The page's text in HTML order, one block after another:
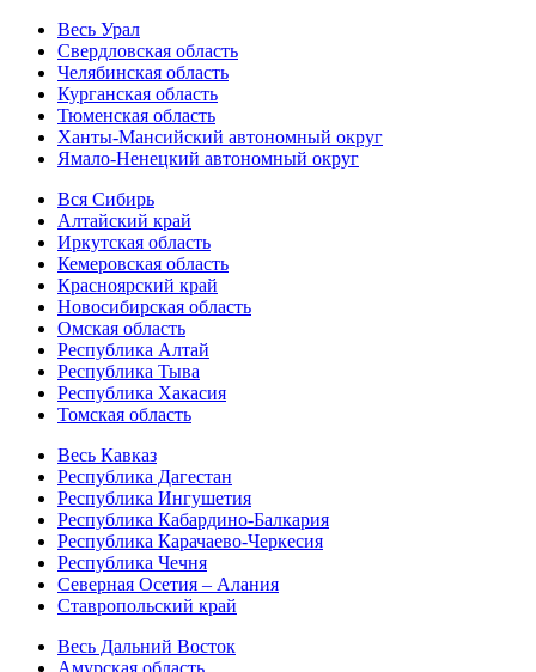
Весь Урал
Свердловская область
Челябинская область
Курганская область
Тюменская область
Ханты-Мансийский автономный округ
Ямало-Ненецкий автономный округ
Вся Сибирь
Алтайский край
Иркутская область
Кемеровская область
Красноярский край
Новосибирская область
Омская область
Республика Алтай
Республика Тыва
Республика Хакасия
Томская область
Весь Кавказ
Республика Дагестан
Республика Ингушетия
Республика Кабардино-Балкария
Республика Карачаево-Черкесия
Республика Чечня
Северная Осетия – Алания
Ставропольский край
Весь Дальний Восток
Амурская область